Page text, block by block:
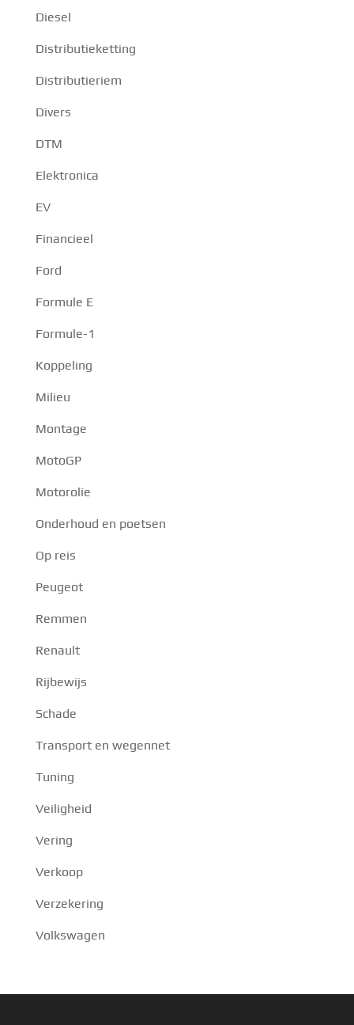
Diesel
Distributieketting
Distributieriem
Divers
DTM
Elektronica
EV
Financieel
Ford
Formule E
Formule-1
Koppeling
Milieu
Montage
MotoGP
Motorolie
Onderhoud en poetsen
Op reis
Peugeot
Remmen
Renault
Rijbewijs
Schade
Transport en wegennet
Tuning
Veiligheid
Vering
Verkoop
Verzekering
Volkswagen